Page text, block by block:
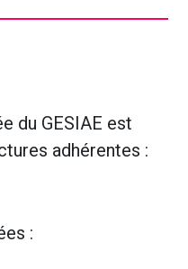
du GESIAE est
adhérentes :
: